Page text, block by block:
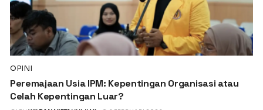
OPINI
Peremajaan Usia IPM: Kepentingan Organisasi atau
Celah Kepentingan Luar?